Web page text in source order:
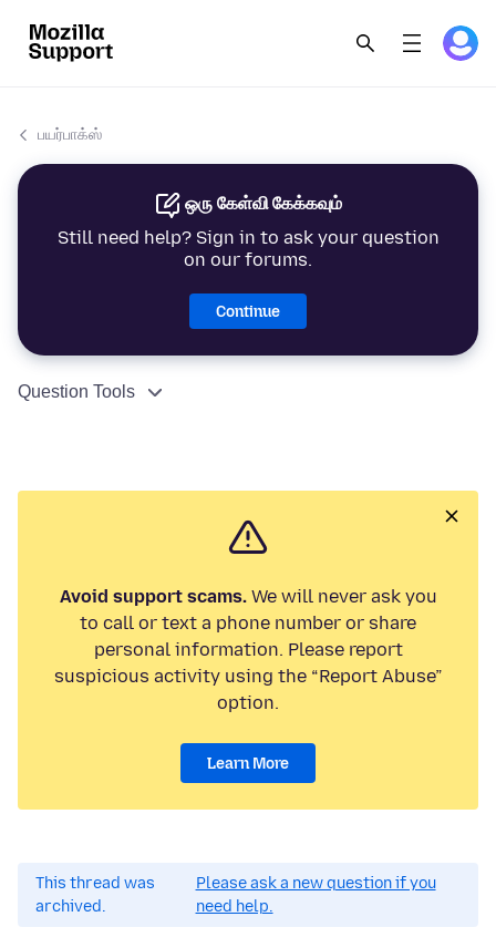
பயர்பாக்ஸ்
ஒரு கேள்வி கேக்கவும்
Still need help? Sign in to ask your question
on our forums.
Continue
Question Tools
Avoid support scams.We will never ask you
to call or text a phone number or share
personal information. Please report
suspicious activity using the “Report Abuse”
option.
Learn More
This thread was
archived.
Please ask a new question if you
need help.